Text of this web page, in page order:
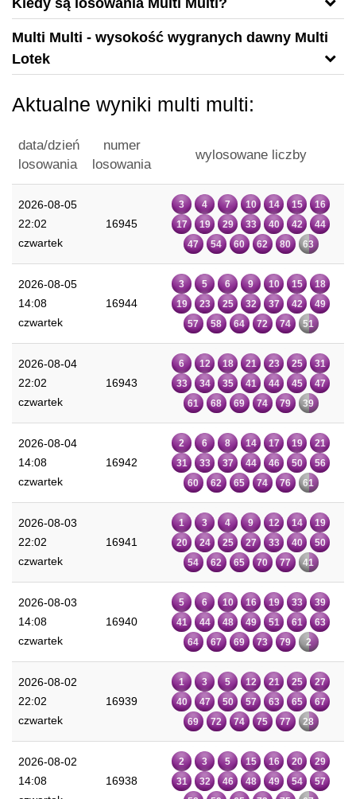
Kiedy są losowania Multi Multi?
Multi Multi - wysokość wygranych dawny Multi
Lotek
Aktualne wyniki multi multi:
data/dzień
losowania
numer
losowania
wylosowane liczby
2026-08-05
22:02
czwartek
16945
3 4 7 10 14 15
16
17
19 29 33 40 42
44
47
54 60 62 80 63
2026-08-05
14:08
czwartek
16944
3 5 6 9 10 15
18
19
23 25 32 37 42
49
57
58 64 72 74 51
2026-08-04
22:02
czwartek
16943
6 12 18 21 23 25
31
33
34 35 41 44 45
47
61
68 69 74 79 39
2026-08-04
14:08
czwartek
16942
2 6 8 14 17 19
21
31
33 37 44 46 50
56
60
62 65 74 76 61
2026-08-03
22:02
czwartek
16941
1 3 4 9 12 14
19
20
24 25 27 33 40
50
54
62 65 70 77 41
2026-08-03
14:08
czwartek
16940
5 6 10 16 19 33
39
41
44 48 49 51 61
63
64
67 69 73 79 2
2026-08-02
22:02
czwartek
16939
1 3 5 12 21 25
27
40
47 50 57 63 65
67
69
72 74 75 77 28
2026-08-02
14:08
16938
2 3 5 15 16 20
29
31
32 46 48 49 54
57